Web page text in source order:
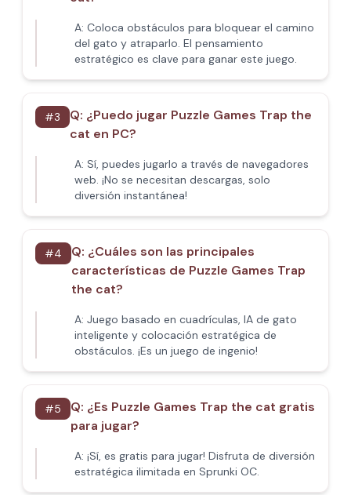
A: Coloca obstáculos para bloquear el camino
del gato y atraparlo. El pensamiento
estratégico es clave para ganar este juego.
#3 Q: ¿Puedo jugar Puzzle Games Trap the
cat en PC?
A: Sí, puedes jugarlo a través de navegadores
web. ¡No se necesitan descargas, solo
diversión instantánea!
#4 Q: ¿Cuáles son las principales
características de Puzzle Games Trap
the cat?
A: Juego basado en cuadrículas, IA de gato
inteligente y colocación estratégica de
obstáculos. ¡Es un juego de ingenio!
#5 Q: ¿Es Puzzle Games Trap the cat gratis
para jugar?
A: ¡Sí, es gratis para jugar! Disfruta de diversión
estratégica ilimitada en Sprunki OC.